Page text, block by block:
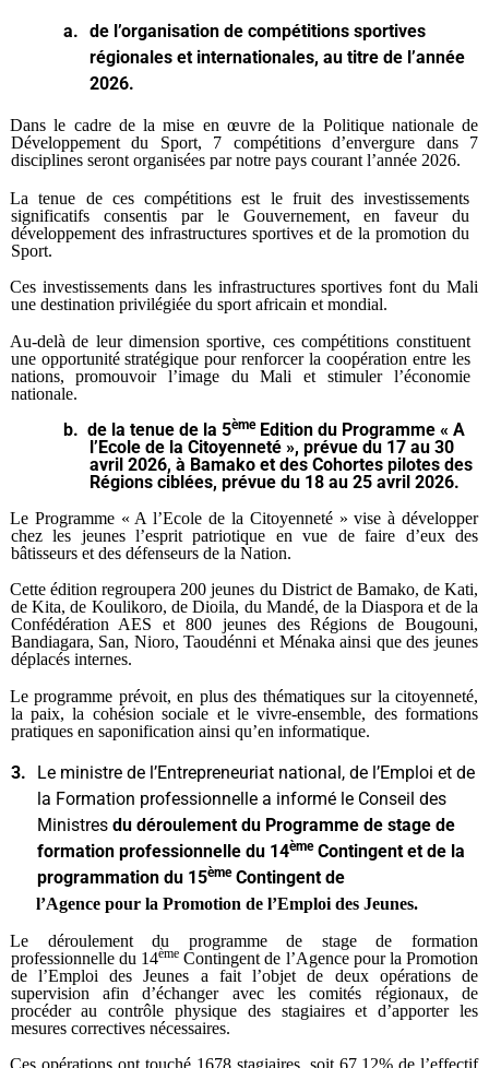
a. de l’organisation de compétitions sportives
régionales et internationales, au titre de l’année
2026.
Dans le cadre de la mise en œuvre de la Politique nationale de
Développement du Sport, 7 compétitions d’envergure dans 7
disciplines seront organisées par notre pays courant l’année 2026.
La tenue de ces compétitions est le fruit des investissements
significatifs consentis par le Gouvernement, en faveur du
développement des infrastructures sportives et de la promotion du
Sport.
Ces investissements dans les infrastructures sportives font du Mali
une destination privilégiée du sport africain et mondial.
Au-delà de leur dimension sportive, ces compétitions constituent
une opportunité stratégique pour renforcer la coopération entre les
nations, promouvoir l’image du Mali et stimuler l’économie
nationale.
b. de la tenue de la 5èmeEdition du Programme « A
l’Ecole de la Citoyenneté », prévue du 17 au 30
avril 2026, à Bamako et des Cohortes pilotes des
Régions ciblées, prévue du 18 au 25 avril 2026.
Le Programme « A l’Ecole de la Citoyenneté » vise à développer
chez les jeunes l’esprit patriotique en vue de faire d’eux des
bâtisseurs et des défenseurs de la Nation.
Cette édition regroupera 200 jeunes du District de Bamako, de Kati,
de Kita, de Koulikoro, de Dioila, du Mandé, de la Diaspora et de la
Confédération AES et 800 jeunes des Régions de Bougouni,
Bandiagara, San, Nioro, Taoudénni et Ménaka ainsi que des jeunes
déplacés internes.
Le programme prévoit, en plus des thématiques sur la citoyenneté,
la paix, la cohésion sociale et le vivre-ensemble, des formations
pratiques en saponification ainsi qu’en informatique.
3.
Le ministre de l’Entrepreneuriat national, de l’Emploi et de
la Formation professionnelle a informé le Conseil des
Ministres du déroulement du Programme de stage de
formation professionnelle du 14èmeContingent et de la
programmation du 15èmeContingent de
l’Agence pour la Promotion de l’Emploi des Jeunes.
Le déroulement du programme de stage de formation
professionnelle du 14ème Contingent de l’Agence pour la Promotion
de l’Emploi des Jeunes a fait l’objet de deux opérations de
supervision afin d’échanger avec les comités régionaux, de
procéder au contrôle physique des stagiaires et d’apporter les
mesures correctives nécessaires.